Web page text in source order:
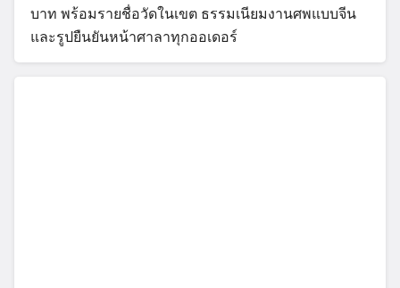
บาท พร้อมรายชื่อวัดในเขต ธรรมเนียมงานศพแบบจีน
และรูปยืนยันหน้าศาลาทุกออเดอร์